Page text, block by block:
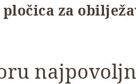
za